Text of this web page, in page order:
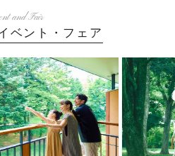
and Fair
ベント・フェア